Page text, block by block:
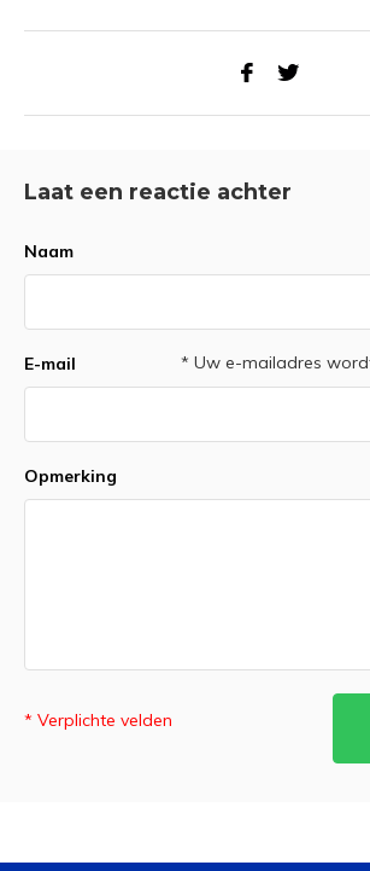
Laat een reactie achter
Naam
E-mail * Uw e-mailadres
Opmerking
* Verplichte velden